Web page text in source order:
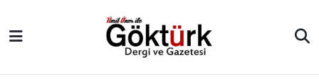
Eyüpsultan Hava Durumu